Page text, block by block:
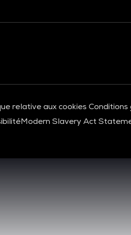
relative aux cookies Conditions
Modern Slavery Act